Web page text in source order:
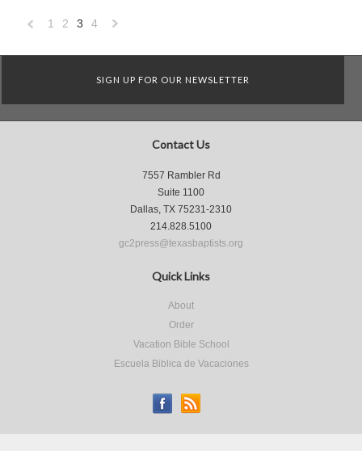
1 2 3 4
SIGN UP FOR OUR NEWSLETTER
Contact Us
7557 Rambler Rd
Suite 1100
Dallas, TX 75231-2310
214.828.5100
gc2press@texasbaptists.org
Quick Links
About
Order
Vacation Bible School
Escuela Biblica de Vacaciones